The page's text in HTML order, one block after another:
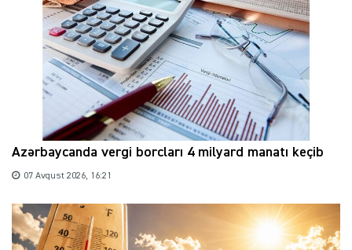
Azərbaycanda vergi borcları 4 milyard manatı keçib
07 Avqust 2026, 16:21